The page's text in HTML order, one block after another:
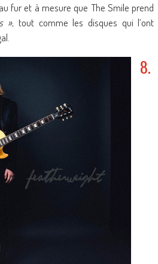
fur et à mesure que The Smile prend
», tout comme les disques qui l’ont
8.